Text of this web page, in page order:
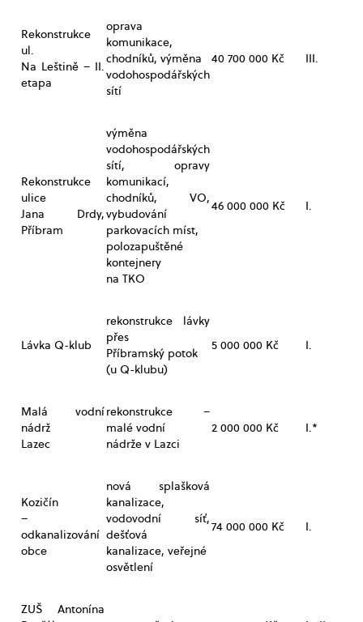
Rekonstrukce
ul.
Na Leštině – II.
etapa
oprava
komunikace,
chodníků, výměna
vodohospodářských
sítí
40 700 000 Kč III.
Rekonstrukce
ulice
Jana Drdy,
Příbram
výměna
vodohospodářských
sítí, opravy
komunikací,
chodníků, VO,
vybudování
parkovacích míst,
polozapuštěné
kontejnery
na TKO
46 000 000 Kč I.
Lávka Q-klub
rekonstrukce lávky
přes
Příbramský potok
(u Q-klubu)
5 000 000 Kč I.
Malá vodní
nádrž
Lazec
rekonstrukce –
malé vodní
nádrže v Lazci
2 000 000 Kč I.*
Kozičín
–
odkanalizování
obce
nová splašková
kanalizace,
vodovodní síť,
dešťová
kanalizace, veřejné
osvětlení
74 000 000 Kč I.
ZUŠ Antonína